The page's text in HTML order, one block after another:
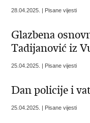
28.04.2025. | Pisane vijesti
Glazbena
Tadijanović iz
25.04.2025. | Pisane vijesti
Dan policije i
25.04.2025. | Pisane vijesti